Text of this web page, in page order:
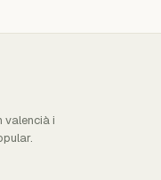
valencià i